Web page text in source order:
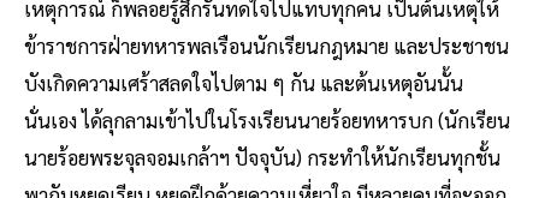
เหตุการณ์ ก็พลอยรู้สึกรันทดใจไปแทบทุกคน เป็นต้นเหตุให้
ข้าราชการฝ่ายทหารพลเรือนนักเรียนกฎหมาย และประชาชน
บังเกิดความเศร้าสลดใจไปตาม ๆ กัน และต้นเหตุอันนั้น
นั่นเอง ได้ลุกลามเข้าไปในโรงเรียนนายร้อยทหารบก (นักเรียน
นายร้อยพระจุลจอมเกล้าฯ ปัจจุบัน) กระทำให้นักเรียนทุกชั้น